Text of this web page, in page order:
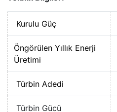
Kurulu Güç
Öngörülen Yıllık Enerji
Üretimi
Türbin Adedi
Türbin Gücü